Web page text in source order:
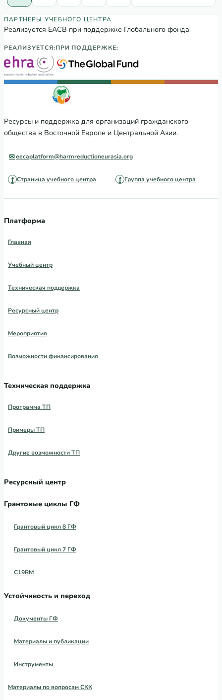
Партнеры Регионального учебного
ПАРТНЕРЫ УЧЕБНОГО ЦЕНТРА
Реализуется ЕАСВ при поддержке Глобального фонда
РЕАЛИЗУЕТСЯ:ПРИ ПОДДЕРЖКЕ:
Ресурсы и поддержка для организаций гражданского
общества в Восточной Европе и Центральной Азии.
eecaplatform@harmreductioneurasia.org
Страница учебного центра Группа учебного центра
Платформа
Главная
Учебный центр
Техническая поддержка
Ресурсный центр
Мероприятия
Возможности финансирования
Техническая поддержка
Программа ТП
Примеры ТП
Другие возможности ТП
Ресурсный центр
Грантовые циклы ГФ
Грантовый цикл 8 ГФ
Грантовый цикл 7 ГФ
C19RM
Устойчивость и переход
Документы ГФ
Материалы и публикации
Инструменты
Материалы по вопросам СКК